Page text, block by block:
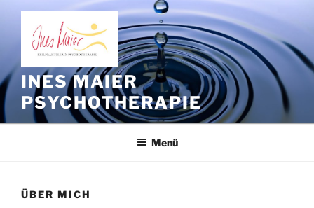
Zum
springen
INES MAIER
PSYCHOTHERAPIE
Menü
ÜBER MICH